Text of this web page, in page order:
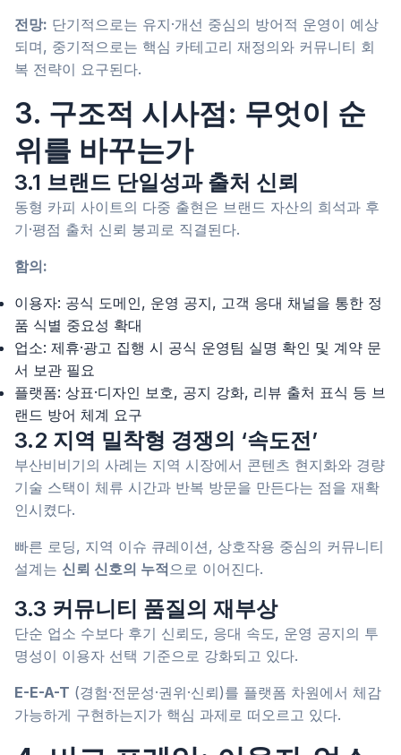
전망: 단기적으로는 유지·개선 중심의 방어적 운영이 예상
되며, 중기적으로는 핵심 카테고리 재정의와 커뮤니티 회
복 전략이 요구된다.
3. 구조적 시사점: 무엇이 순
위를 바꾸는가
3.1 브랜드 단일성과 출처 신뢰
동형 카피 사이트의 다중 출현은 브랜드 자산의 희석과 후
기·평점 출처 신뢰 붕괴로 직결된다.
함의:
이용자: 공식 도메인, 운영 공지, 고객 응대 채널을 통한 정
품 식별 중요성 확대
업소: 제휴·광고 집행 시 공식 운영팀 실명 확인 및 계약 문
서 보관 필요
플랫폼: 상표·디자인 보호, 공지 강화, 리뷰 출처 표식 등 브
랜드 방어 체계 요구
3.2 지역 밀착형 경쟁의 ‘속도전’
부산비비기의 사례는 지역 시장에서 콘텐츠 현지화와 경량
기술 스택이 체류 시간과 반복 방문을 만든다는 점을 재확
인시켰다.
빠른 로딩, 지역 이슈 큐레이션, 상호작용 중심의 커뮤니티
설계는 신뢰 신호의 누적으로 이어진다.
3.3 커뮤니티 품질의 재부상
단순 업소 수보다 후기 신뢰도, 응대 속도, 운영 공지의 투
명성이 이용자 선택 기준으로 강화되고 있다.
E-E-A-T (경험·전문성·권위·신뢰)를 플랫폼 차원에서 체감
가능하게 구현하는지가 핵심 과제로 떠오르고 있다.